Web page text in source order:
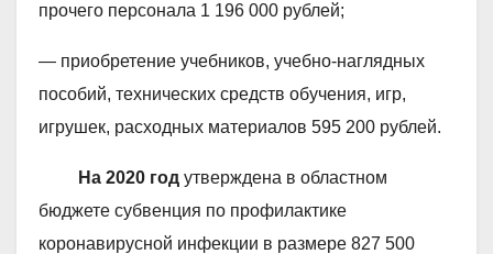
прочего персонала 1 196 000 рублей;
— приобретение учебников, учебно-наглядных
пособий, технических средств обучения, игр,
игрушек, расходных материалов 595 200 рублей.
На 2020 год утверждена в областном
бюджете субвенция по профилактике
коронавирусной инфекции в размере 827 500